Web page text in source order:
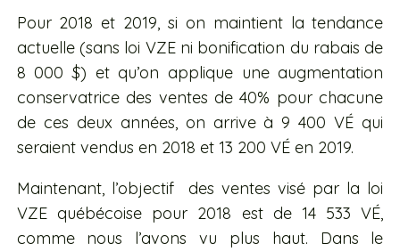
Pour 2018 et 2019, si on maintient la tendance
actuelle (sans loi VZE ni bonification du rabais de
8 000 $) et qu’on applique une augmentation
conservatrice des ventes de 40% pour chacune
de ces deux années, on arrive à 9 400 VÉ qui
seraient vendus en 2018 et 13 200 VÉ en 2019.
Maintenant, l’objectif des ventes visé par la loi
VZE québécoise pour 2018 est de 14 533 VÉ,
comme nous l’avons vu plus haut. Dans le